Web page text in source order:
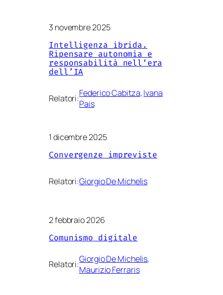
3 novembre 2025
Intelligenza ibrida.
Ripensare autonomia e
responsabilità nell‘era
dell’IA
Relatori:Federico Cabitza, Ivana
Pais
1 dicembre 2025
Convergenze impreviste
Relatori:Giorgio De Michelis
2 febbraio 2026
Comunismo digitale
Relatori:Giorgio De Michelis
Maurizio Ferraris